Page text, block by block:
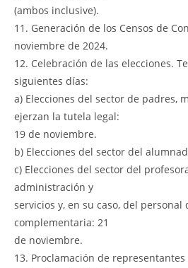
(ambos inclusive).
11. Generación de los Censos de
noviembre de 2024.
12. Celebración de las elecciones.
siguientes días:
a) Elecciones del sector de padres,
ejerzan la tutela legal:
19 de noviembre.
b) Elecciones del sector del
c) Elecciones del sector del
administración y
servicios y, en su caso, del
complementaria: 21
de noviembre.
13. Proclamación de